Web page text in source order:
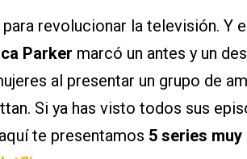
revolucionar la televisión. Y
Parker marcó un antes y un
al presentar un grupo de
Si ya has visto todos sus
te presentamos 5 series